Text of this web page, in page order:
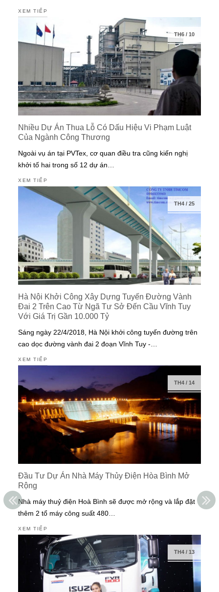
XEM TIẾP
TH6/ 10
Nhiều Dự Án Thua Lỗ Có Dấu Hiệu Vi Phạm Luật
Của Ngành Công Thương
Ngoài vụ án tại PVTex, cơ quan điều tra cũng kiến nghị
khởi tố hai trong số 12 dự án…
XEM TIẾP
TH4/ 25
Hà Nội Khởi Công Xây Dựng Tuyến Đường Vành
Đai 2 Trên Cao Từ Ngã Tư Sở Đến Cầu Vĩnh Tuy
Với Giá Trị Gần 10.000 Tỷ
Sáng ngày 22/4/2018, Hà Nội khởi công tuyến đường trên
cao dọc đường vành đai 2 đoạn Vĩnh Tuy -…
XEM TIẾP
TH4/ 14
Đầu Tư Dự Án Nhà Máy Thủy Điện Hòa Bình Mở
Rộng
Nhà máy thuỷ điện Hoà Bình sẽ được mở rộng và lắp đặt
thêm 2 tổ máy công suất 480…
XEM TIẾP
TH4/ 13